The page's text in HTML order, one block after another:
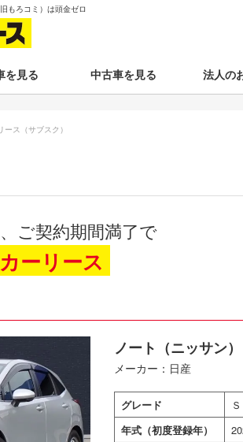
もろコミ）は頭金ゼロ
を見る
円以上のクルマを見る
から選ぶ
最短14日で納車）
プラン
車（EV）
中古車を見る 法人の
ス（サブスク）
ご契約期間満了で
ーリース
ノート（ニッサン）
メーカー：日産
グレード
Ｓ
年式（初度登録年）